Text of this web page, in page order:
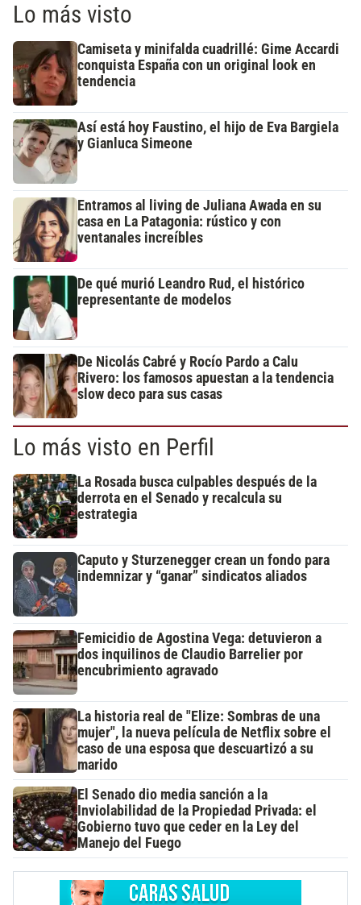
Lo más visto
Camiseta y minifalda cuadrillé: Gime Accardi
conquista España con un original look en
tendencia
Así está hoy Faustino, el hijo de Eva Bargiela
y Gianluca Simeone
Entramos al living de Juliana Awada en su
casa en La Patagonia: rústico y con
ventanales increíbles
De qué murió Leandro Rud, el histórico
representante de modelos
De Nicolás Cabré y Rocío Pardo a Calu
Rivero: los famosos apuestan a la tendencia
slow deco para sus casas
Lo más visto en Perfil
La Rosada busca culpables después de la
derrota en el Senado y recalcula su
estrategia
Caputo y Sturzenegger crean un fondo para
indemnizar y “ganar” sindicatos aliados
Femicidio de Agostina Vega: detuvieron a
dos inquilinos de Claudio Barrelier por
encubrimiento agravado
La historia real de "Elize: Sombras de una
mujer", la nueva película de Netflix sobre el
caso de una esposa que descuartizó a su
marido
El Senado dio media sanción a la
Inviolabilidad de la Propiedad Privada: el
Gobierno tuvo que ceder en la Ley del
Manejo del Fuego